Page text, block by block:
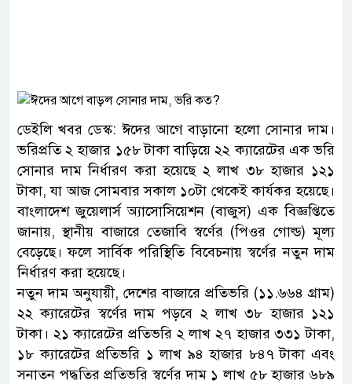
ডেইলি খবর ডেস্ক: ঈদের আগে বাড়ানো হলো সোনার দাম।
ভরিপ্রতি ২ হাজার ১৫৮ টাকা বাড়িয়ে ২২ ক্যারেটের এক ভরি
সোনার দাম নির্ধারণ করা হয়েছে ২ লাখ ৩৮ হাজার ১২১
টাকা, যা আজ সোমবার সকাল ১০টা থেকেই কার্যকর হয়েছে।
বাংলাদেশ জুয়েলার্স অ্যাসোসিয়েশন (বাজুস) এক বিজ্ঞপ্তিতে
জানায়, স্থানীয় বাজারে তেজাবি স্বর্ণের (পিওর গোল্ড) মূল্য
বেড়েছে। ফলে সার্বিক পরিস্থিতি বিবেচনায় স্বর্ণের নতুন দাম
নির্ধারণ করা হয়েছে।
নতুন দাম অনুযায়ী, দেশের বাজারে প্রতিভরি (১১.৬৬৪ গ্রাম)
২২ ক্যারেটের স্বর্ণের দাম পড়বে ২ লাখ ৩৮ হাজার ১২১
টাকা। ২১ ক্যারেটের প্রতিভরি ২ লাখ ২৭ হাজার ৩৩১ টাকা,
১৮ ক্যারেটের প্রতিভরি ১ লাখ ৯৪ হাজার ৮৪৭ টাকা এবং
সনাতন পদ্ধতির প্রতিভরি স্বর্ণের দাম ১ লাখ ৫৮ হাজার ৬৮৯